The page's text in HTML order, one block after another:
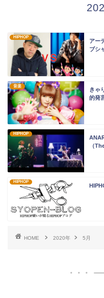
HIPHOP
アー
ブシ
音楽
きゃ
的発
HIPHOP
（
HIPHOP
HOME 2020年 5月